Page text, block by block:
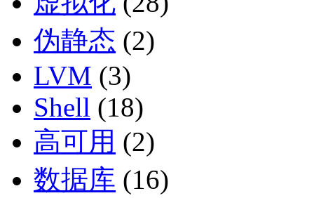
伪静态 (2)
LVM (3)
Shell (18)
高可用 (2)
数据库 (16)